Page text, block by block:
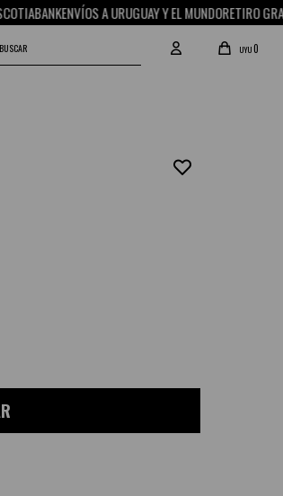
ENVÍOS A URUGUAY Y EL MUNDORETIRO GRATIS EN
UYU0